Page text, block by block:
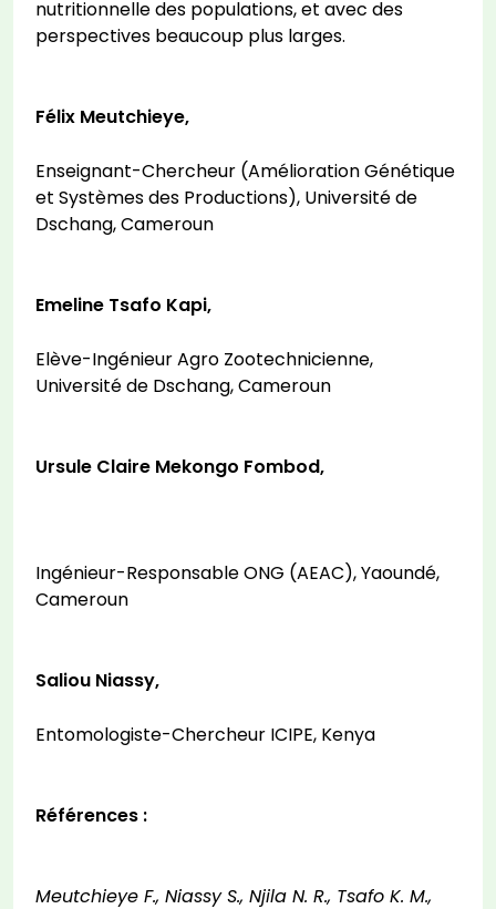
nutritionnelle des populations, et avec des
perspectives beaucoup plus larges.
Félix Meutchieye,
Enseignant-Chercheur (Amélioration Génétique
et Systèmes des Productions), Université de
Dschang, Cameroun
Emeline Tsafo Kapi,
Elève-Ingénieur Agro Zootechnicienne,
Université de Dschang, Cameroun
Ursule Claire Mekongo Fombod,
Ingénieur-Responsable ONG (AEAC), Yaoundé,
Cameroun
Saliou Niassy,
Entomologiste-Chercheur ICIPE, Kenya
Références :
Meutchieye F., Niassy S., Njila N. R., Tsafo K. M.,